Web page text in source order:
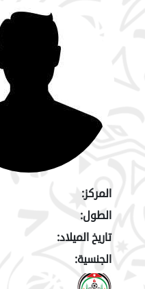
المركز:
الطول:
تاريخ الميلاد:
الجنسية: